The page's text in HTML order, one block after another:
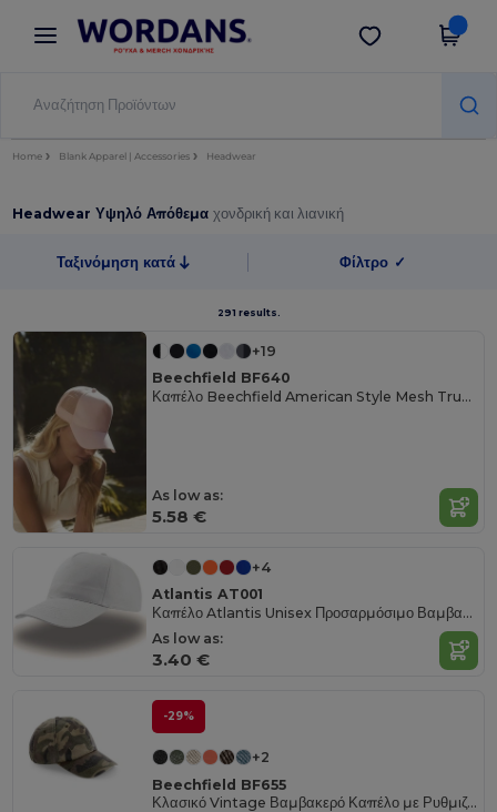
× Εφαρμογή Wordans
Καλύτερες τιμές στην εφαρμογή!
Λήψη app
Home Blank Apparel | Accessories Headwear
Headwear Υψηλό Απόθεμαχονδρική και λιανική
Ταξινόμηση κατά Φίλτρο ✓
291 results.
+19
Beechfield BF640
Καπέλο Beechfield American Style Mesh Trucker
As low as:
5.58 €
+4
Atlantis AT001
Καπέλο Atlantis Unisex Προσαρμόσιμο Βαμβακερό
As low as:
3.40 €
-29%
+2
Beechfield BF655
Κλασικό Vintage Βαμβακερό Καπέλο με Ρυθμιζόμενο Ορειχάλκινο Κούμπωμα